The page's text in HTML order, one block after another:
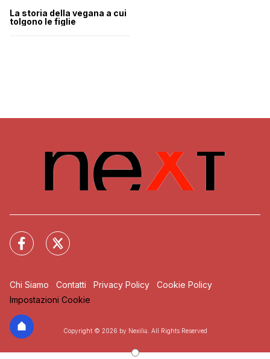
La storia della vegana a cui
tolgono le figlie
Chi Siamo Contatti Privacy Policy
Cookie Policy
Impostazioni Cookie
Copyright © 2026 by Nexilia. All Rights Reserved